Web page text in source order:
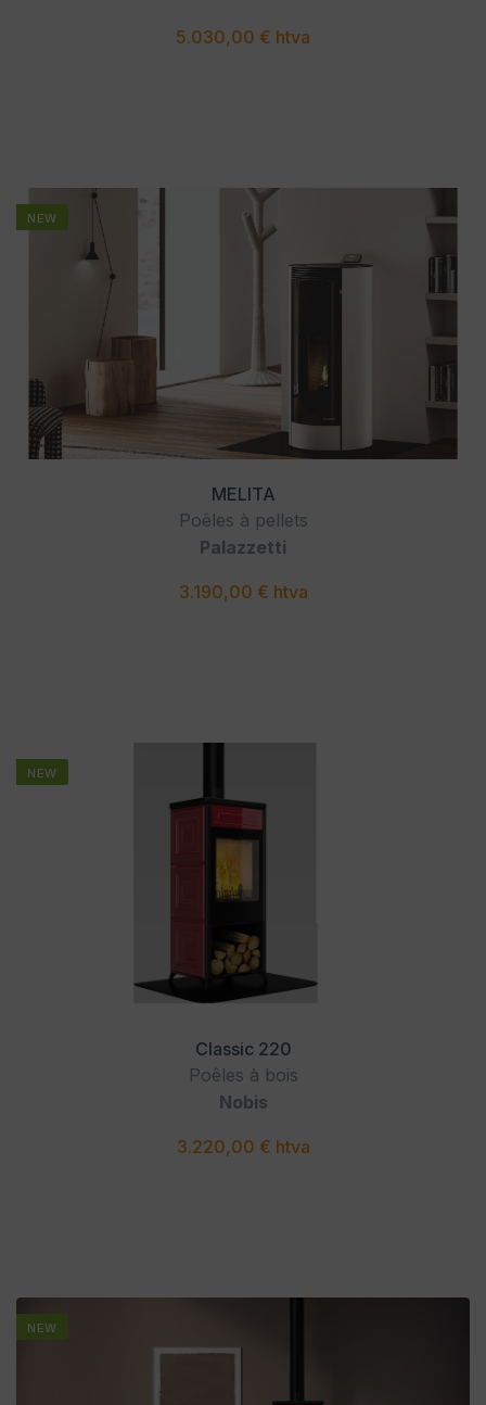
5.030,00 € htva
NEW
MELITA
Poêles à pellets
Palazzetti
3.190,00 € htva
NEW
Classic 220
Poêles à bois
Nobis
3.220,00 € htva
NEW